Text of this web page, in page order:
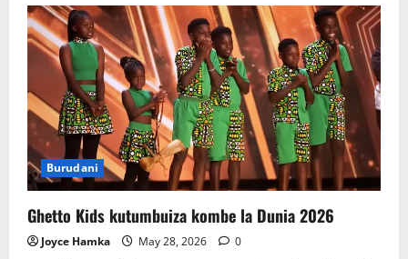
WATEKETEZA
STUDIO
ZA
BARNABA
CLASSIC,
HASARA
NI
MILIONI
100
Burudani
Ghetto Kids kutumbuiza kombe la Dunia 2026
Joyce Hamka May 28, 2026 0